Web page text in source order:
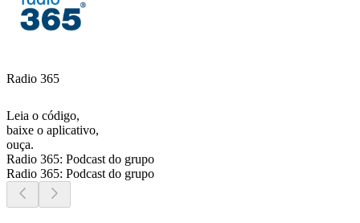
Radio 365
Leia o código,
baixe o aplicativo,
ouça.
Radio 365: Podcast do grupo
Radio 365: Podcast do grupo